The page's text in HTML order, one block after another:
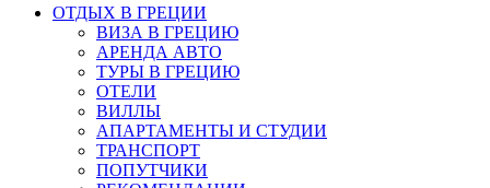
ОТДЫХ В ГРЕЦИИ
ВИЗА В ГРЕЦИЮ
АРЕНДА АВТО
ТУРЫ В ГРЕЦИЮ
ОТЕЛИ
ВИЛЛЫ
АПАРТАМЕНТЫ И СТУДИИ
ТРАНСПОРТ
ПОПУТЧИКИ